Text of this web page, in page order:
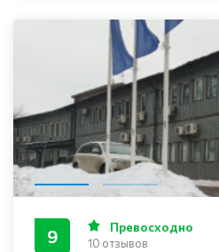
9 Превосходно
10 отзывов